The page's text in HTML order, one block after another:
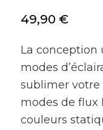
49,90 €
La
modes
sublimer votre
modes de flux
couleurs